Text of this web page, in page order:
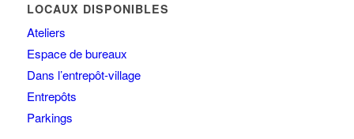
LOCAUX DISPONIBLES
Ateliers
Espace de bureaux
Dans l’entrepôt-village
Entrepôts
Parkings